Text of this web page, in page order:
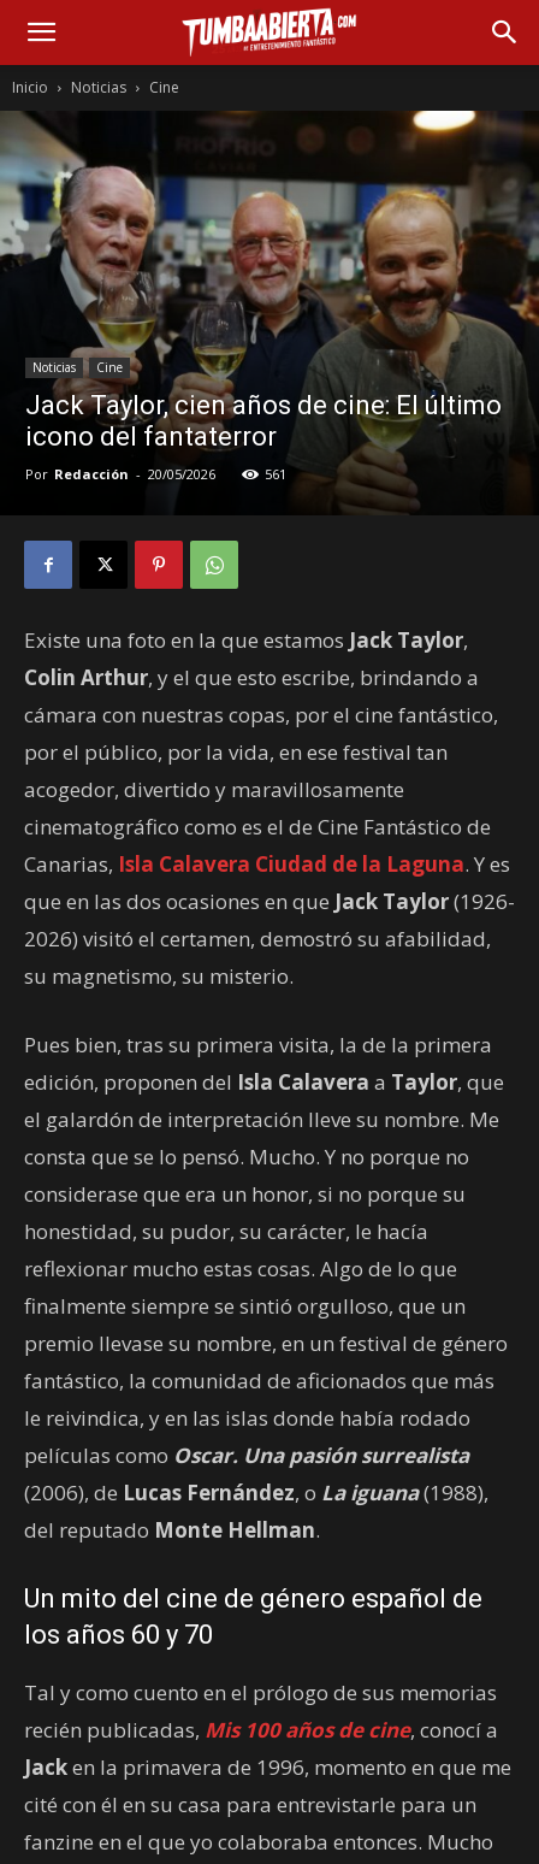
Inicio Noticias Cine
Noticias Cine
Jack Taylor, cien años de cine: El último
icono del fantaterror
Por Redacción - 20/05/2026 561
Existe una foto en la que estamos Jack Taylor,
Colin Arthur, y el que esto escribe, brindando a
cámara con nuestras copas, por el cine fantástico,
por el público, por la vida, en ese festival tan
acogedor, divertido y maravillosamente
cinematográfico como es el de Cine Fantástico de
Canarias, Isla Calavera Ciudad de la Laguna. Y es
que en las dos ocasiones en que Jack Taylor(1926-
2026) visitó el certamen, demostró su afabilidad,
su magnetismo, su misterio.
Pues bien, tras su primera visita, la de la primera
edición, proponen del Isla Calavera a Taylor, que
el galardón de interpretación lleve su nombre. Me
consta que se lo pensó. Mucho. Y no porque no
considerase que era un honor, si no porque su
honestidad, su pudor, su carácter, le hacía
reflexionar mucho estas cosas. Algo de lo que
finalmente siempre se sintió orgulloso, que un
premio llevase su nombre, en un festival de género
fantástico, la comunidad de aficionados que más
le reivindica, y en las islas donde había rodado
películas como Oscar. Una pasión surrealista
(2006), de Lucas Fernández, o La iguana(1988),
del reputado Monte Hellman.
Un mito del cine de género español de
los años 60 y 70
Tal y como cuento en el prólogo de sus memorias
recién publicadas, Mis 100 años de cine, conocí a
Jacken la primavera de 1996, momento en que me
cité con él en su casa para entrevistarle para un
fanzine en el que yo colaboraba entonces. Mucho